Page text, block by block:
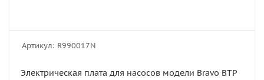
Артикул: R990017N
Электрическая плата для насосов модели Bravo BTP